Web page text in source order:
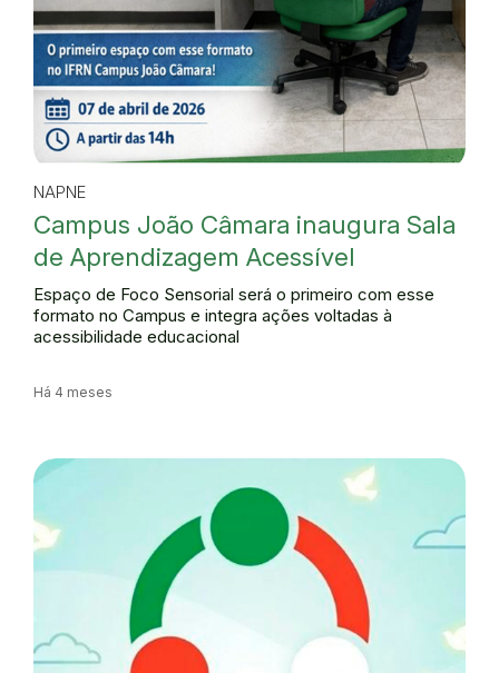
NAPNE
Campus João Câmara inaugura Sala
de Aprendizagem Acessível
Espaço de Foco Sensorial será o primeiro com esse
formato no Campus e integra ações voltadas à
acessibilidade educacional
Há 4 meses